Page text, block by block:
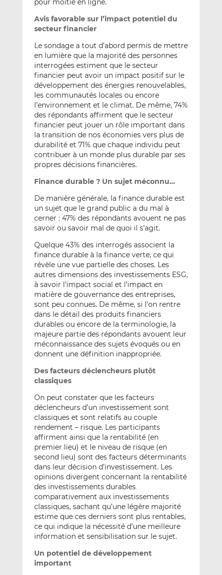
pour moitié en ligne.
Avis favorable sur l’impact potentiel du
secteur financier
Le sondage a tout d’abord permis de mettre
en lumière que la majorité des personnes
interrogées estiment que le secteur
financier peut avoir un impact positif sur le
développement des énergies renouvelables,
les communautés locales ou encore
l’environnement et le climat. De même, 74%
des répondants affirment que le secteur
financier peut jouer un rôle important dans
la transition de nos économies vers plus de
durabilité et 71% que chaque individu peut
contribuer à un monde plus durable par ses
propres décisions financières.
Finance durable ? Un sujet méconnu…
De manière générale, la finance durable est
un sujet que le grand public a du mal à
cerner : 47% des répondants avouent ne pas
savoir ou savoir mal de quoi il s’agit.
Quelque 43% des interrogés associent la
finance durable à la finance verte, ce qui
révèle une vue partielle des choses. Les
autres dimensions des investissements ESG,
à savoir l’impact social et l’impact en
matière de gouvernance des entreprises,
sont peu connues. De même, si l’on rentre
dans le détail des produits financiers
durables ou encore de la terminologie, la
majeure partie des répondants avouent leur
méconnaissance des sujets évoqués ou en
donnent une définition inappropriée.
Des facteurs déclencheurs plutôt
classiques
On peut constater que les facteurs
déclencheurs d’un investissement sont
classiques et sont relatifs au couple
rendement – risque. Les participants
affirment ainsi que la rentabilité (en
premier lieu) et le niveau de risque (en
second lieu) sont des facteurs déterminants
dans leur décision d’investissement. Les
opinions divergent concernant la rentabilité
des investissements durables
comparativement aux investissements
classiques, sachant qu’une légère majorité
estime que ces derniers sont plus rentables,
ce qui indique la nécessité d’une meilleure
information et sensibilisation sur le sujet.
Un potentiel de développement
important